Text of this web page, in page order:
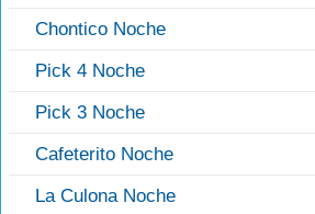
Chontico Noche
Pick 4 Noche
Pick 3 Noche
Cafeterito Noche
La Culona Noche